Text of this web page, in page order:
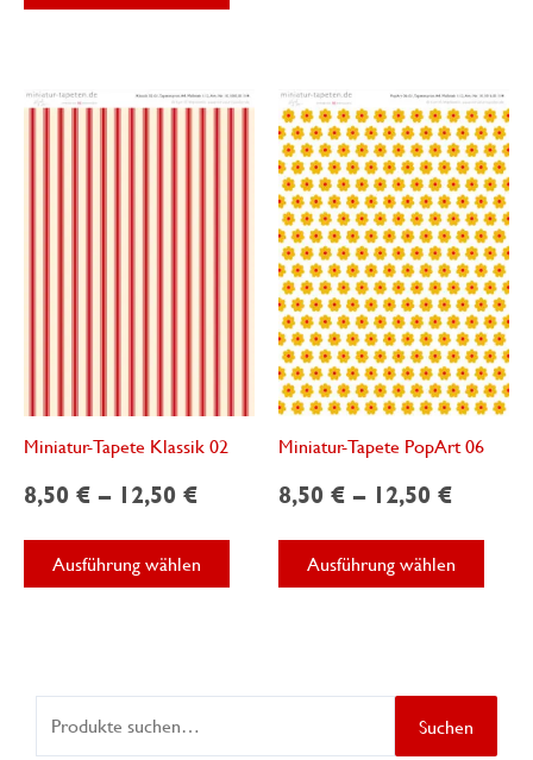
auf.
Optionen
können
Produktseite
gewählt
werden
Die
auf
der
Miniatur-Tapete Klassik 02
8,50 € – 12,50 €
Ausführung wählen
Dieses
auf.
Optionen
Miniatur-Tapete PopArt 06
8,50 € – 12,50 €
Ausführung wählen
auf.
u
Suchen